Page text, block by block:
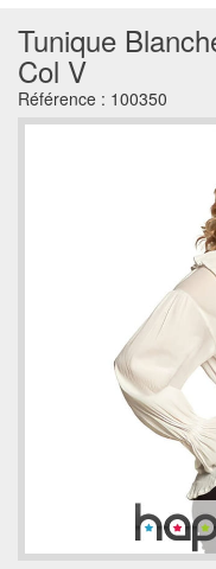
Tunique
Col V
Référence : 100350